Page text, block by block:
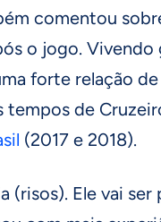
comentou
o jogo. Vivendo
forte relação
de
(2017 e 2018).
(risos). Ele vai ser